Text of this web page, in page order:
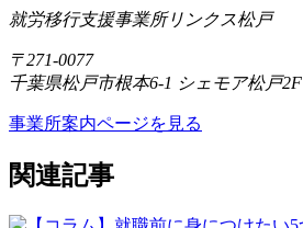
就労移行支援事業所リンクス松戸
〒271-0077
千葉県松戸市根本6-1 シェモア松戸2F
事業所案内ページを見る
関連記事